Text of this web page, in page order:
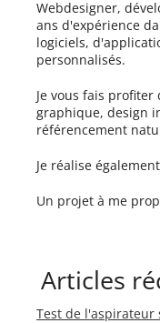
Webdesigner,
ans d'expérience
logiciels,
personnalisés.
Je vous fais
graphique, design
référencement
Je réalise
Un projet à me
Articles
Test de l'aspirateur